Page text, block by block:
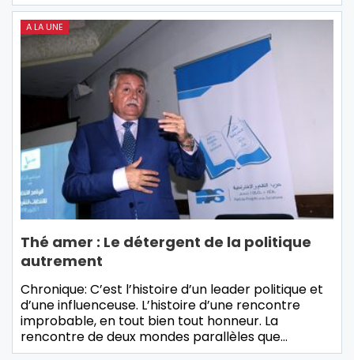
A LA UNE
Thé amer : Le détergent de la politique
autrement
Chronique: C’est l’histoire d’un leader politique et
d’une influenceuse. L’histoire d’une rencontre
improbable, en tout bien tout honneur. La
rencontre de deux mondes parallèles que…